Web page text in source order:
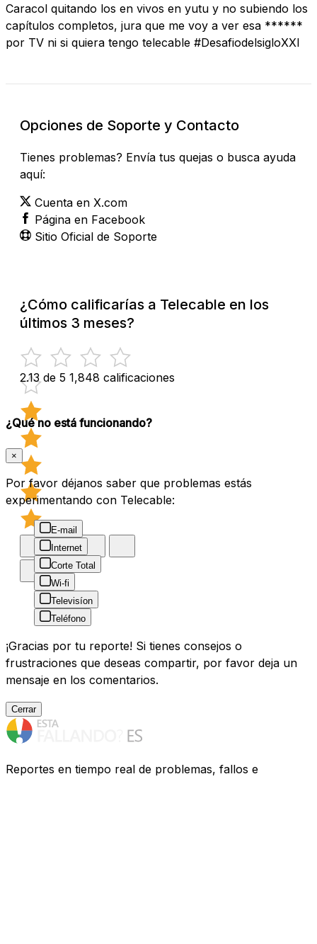
Caracol quitando los en vivos en yutu y no subiendo los
capítulos completos, jura que me voy a ver esa ******
por TV ni si quiera tengo telecable #DesafiodelsigloXXl
Opciones de Soporte y Contacto
Tienes problemas? Envía tus quejas o busca ayuda
aquí:
Cuenta en X.com
Página en Facebook
Sitio Oficial de Soporte
¿Cómo calificarías a Telecable en los
últimos 3 meses?
2.13 de 5 1,848 calificaciones
¿Qué no está funcionando?
×
Por favor déjanos saber que problemas estás
experimentando con Telecable:
E-mail
Internet
Corte Total
Wi-fi
Televisíon
Teléfono
¡Gracias por tu reporte! Si tienes consejos o
frustraciones que deseas compartir, por favor deja un
mensaje en los comentarios.
Cerrar
Reportes en tiempo real de problemas, fallos e